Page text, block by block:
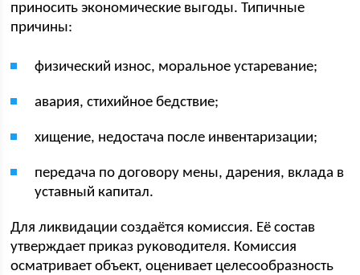
приносить экономические выгоды. Типичные
причины:
физический износ, моральное устаревание;
авария, стихийное бедствие;
хищение, недостача после инвентаризации;
передача по договору мены, дарения, вклада в
уставный капитал.
Для ликвидации создаётся комиссия. Её состав
утверждает приказ руководителя. Комиссия
осматривает объект, оценивает целесообразность